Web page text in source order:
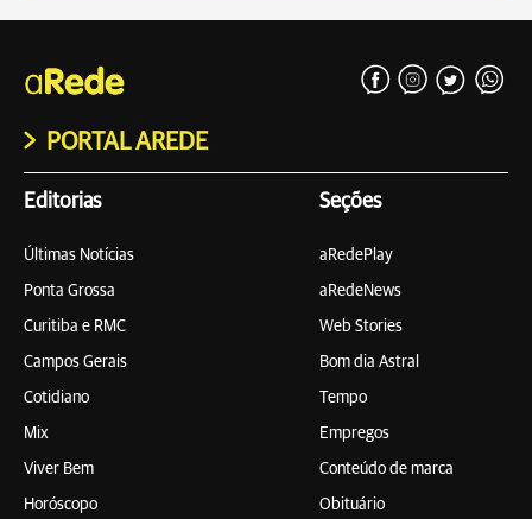
PORTAL AREDE
Editorias
Últimas Notícias
Ponta Grossa
Curitiba e RMC
Campos Gerais
Cotidiano
Mix
Viver Bem
Horóscopo
Seções
aRedePlay
aRedeNews
Web Stories
Bom dia Astral
Tempo
Empregos
Conteúdo de marca
Obituário